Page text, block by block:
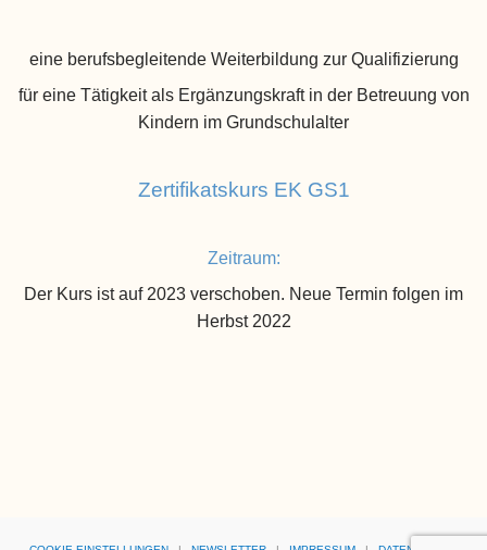
eine berufsbegleitende Weiterbildung zur Qualifizierung
für eine Tätigkeit als Ergänzungskraft in der Betreuung von
Kindern im Grundschulalter
Zertifikatskurs EK GS1
Zeitraum:
Der Kurs ist auf 2023 verschoben. Neue Termin folgen im
Herbst 2022